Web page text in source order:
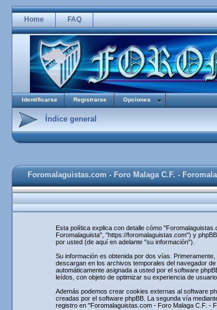
Home FAQ
Identificarse Registrarse Opciones
Índice general
Foromalaguistas.com - Foro Malaga C.F. -
Esta política explica con detalle cómo
Foromalaguista", "https://foromalaguistas.com") y
por usted (de aquí en adelante "su información").
Su información es obtenida por dos vías.
descargan en los archivos temporales del navegador
automáticamente asignada a usted por el software
leídos, con objeto de optimizar su experiencia de usuario.
Además podemos crear cookies externas al software
creadas por el software phpBB. La segunda vía
registro en "Foromalaguistas.com - Foro Malaga C.F. -